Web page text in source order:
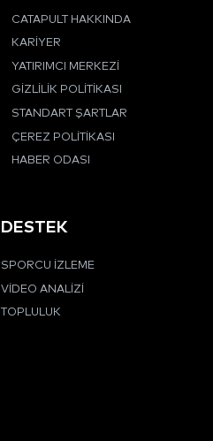
CATAPULT HAKKINDA
KARIYER
YATIRIMCI MERKEZI
GIZLILIK POLITIKASI
STANDART ŞARTLAR
ÇEREZ POLITIKASI
HABER ODASI
DESTEK
SPORCU İZLEME
VIDEO ANALIZI
TOPLULUK